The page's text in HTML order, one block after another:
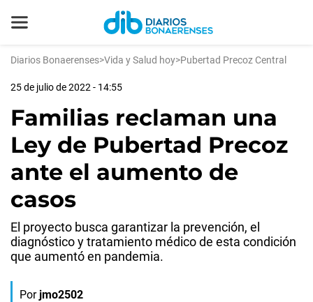
Diarios Bonaerenses>Vida y Salud hoy>Pubertad Precoz Central
25 de julio de 2022 - 14:55
Familias reclaman una
Ley de Pubertad Precoz
ante el aumento de
casos
El proyecto busca garantizar la prevención, el
diagnóstico y tratamiento médico de esta condición
que aumentó en pandemia.
Por jmo2502